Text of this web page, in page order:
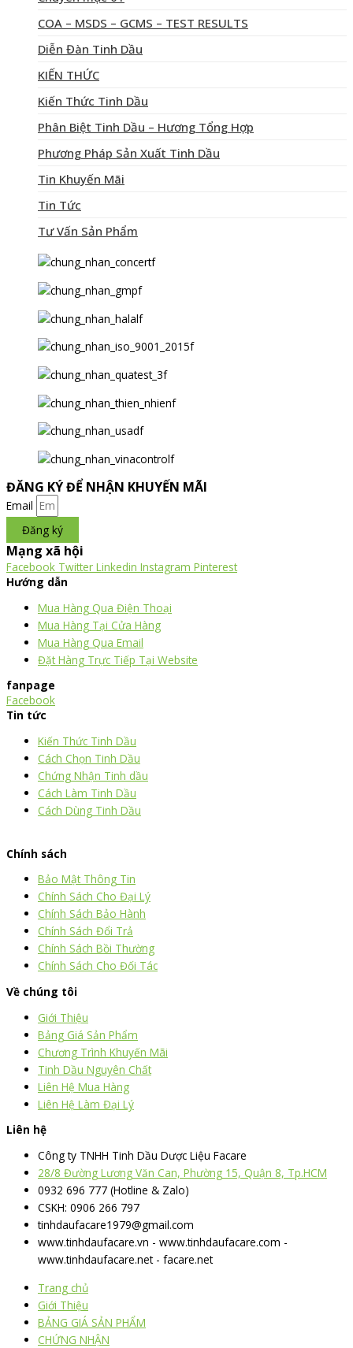
COA – MSDS – GCMS – TEST RESULTS
Diễn Đàn Tinh Dầu
KIẾN THỨC
Kiến Thức Tinh Dầu
Phân Biệt Tinh Dầu – Hương Tổng Hợp
Phương Pháp Sản Xuất Tinh Dầu
Tin Khuyến Mãi
Tin Tức
Tư Vấn Sản Phẩm
ĐĂNG KÝ ĐỂ NHẬN KHUYẾN MÃI
Email
Đăng ký
Mạng xã hội
Facebook Twitter Linkedin Instagram Pinterest
Hướng dẫn
Mua Hàng Qua Điện Thoại
Mua Hàng Tại Cửa Hàng
Mua Hàng Qua Email
Đặt Hàng Trực Tiếp Tại Website
fanpage
Facebook
Tin tức
Kiến Thức Tinh Dầu
Cách Chọn Tinh Dầu
Chứng Nhận Tinh dầu
Cách Làm Tinh Dầu
Cách Dùng Tinh Dầu
Chính sách
Bảo Mật Thông Tin
Chính Sách Cho Đại Lý
Chính Sách Bảo Hành
Chính Sách Đổi Trả
Chính Sách Bồi Thường
Chính Sách Cho Đối Tác
Về chúng tôi
Giới Thiệu
Bảng Giá Sản Phẩm
Chương Trình Khuyến Mãi
Tinh Dầu Nguyên Chất
Liên Hệ Mua Hàng
Liên Hệ Làm Đại Lý
Liên hệ
Công ty TNHH Tinh Dầu Dược Liệu Facare
28/8 Đường Lương Văn Can, Phường 15, Quận 8, Tp.HCM
0932 696 777 (Hotline & Zalo)
CSKH: 0906 266 797
tinhdaufacare1979@gmail.com
www.tinhdaufacare.vn - www.tinhdaufacare.com -
www.tinhdaufacare.net - facare.net
Trang chủ
Giới Thiệu
BẢNG GIÁ SẢN PHẨM
CHỨNG NHẬN